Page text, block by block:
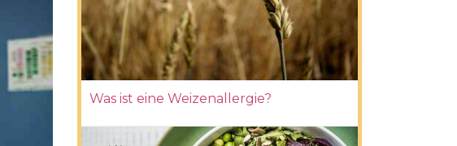
Was ist eine Weizenallergie?